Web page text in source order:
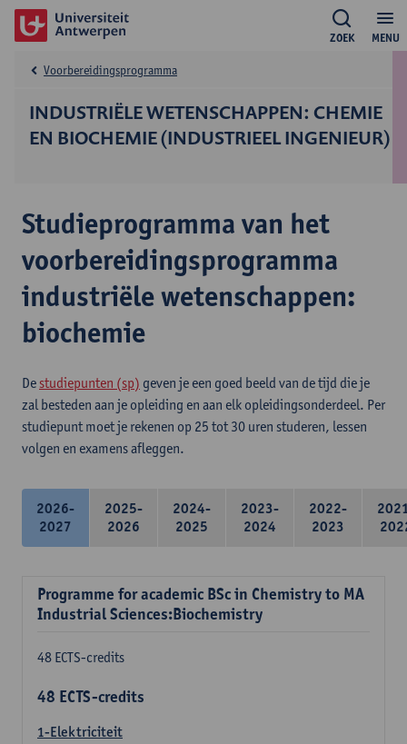
MENU
ZOEK
INDUSTRIËLE WETENSCHAPPEN: CHEMIE
EN BIOCHEMIE (INDUSTRIEEL INGENIEUR)
Voorbereidingsprogramma
Studieprogramma van het
voorbereidingsprogramma
industriële wetenschappen:
biochemie
De studiepunten (sp) geven je een goed beeld van de tijd die je
zal besteden aan je opleiding en aan elk opleidingsonderdeel. Per
studiepunt moet je rekenen op 25 tot 30 uren studeren, lessen
volgen en examens afleggen.
2026-
2027
2025-
2026
2024-
2025
2023-
2024
2022-
2023
Programme for academic BSc in Chemistry to MA
Industrial Sciences:Biochemistry
48 ECTS-credits
48 ECTS-credits
1-Elektriciteit